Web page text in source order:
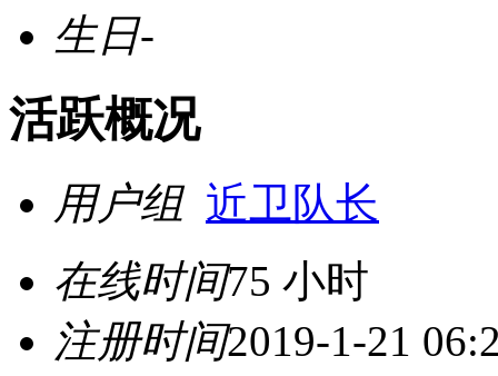
生日-
活跃概况
用户组 近卫队长
在线时间75 小时
注册时间2019-1-21